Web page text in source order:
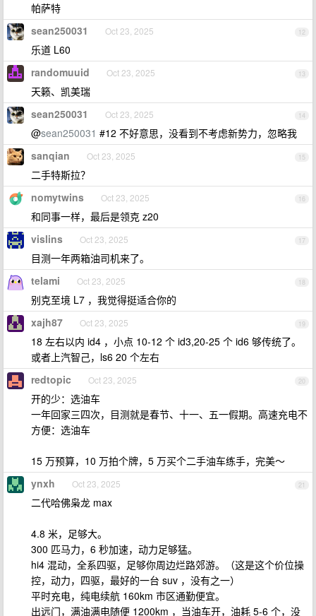
帕萨特
12
sean250031 Oct 23, 2025
乐道 L60
13
randomuuid Oct 23, 2025
天籁、凯美瑞
14
sean250031 Oct 23, 2025
@sean250031 #12 不好意思，没看到不考虑新势力，忽略我
15
sanqian Oct 23, 2025
二手特斯拉？
16
nomytwins Oct 23, 2025
和同事一样，最后是领克 z20
17
vislins Oct 23, 2025
目测一年两箱油司机来了。
18
telami Oct 23, 2025
别克至境 L7 ，我觉得挺适合你的
19
xajh87 Oct 23, 2025
18 左右以内 id4 ，小点 10-12 个 id3,20-25 个 id6 够传统了。
或者上汽智己，ls6 20 个左右
20
redtopic Oct 23, 2025
开的少：选油车
一年回家三四次，目测就是春节、十一、五一假期。高速充电不
方便：选油车
15 万预算，10 万拍个牌，5 万买个二手油车练手，完美～
21
ynxh Oct 23, 2025
二代哈佛枭龙 max
4.8 米，足够大。
300 匹马力，6 秒加速，动力足够猛。
hi4 混动，全系四驱，足够你周边烂路郊游。（这是这个价位操
控，动力，四驱，最好的一台 suv ，没有之一）
平时充电，纯电续航 160km 市区通勤便宜。
出远门，满油满电随便 1200km ，当油车开，油耗 5-6 个，没